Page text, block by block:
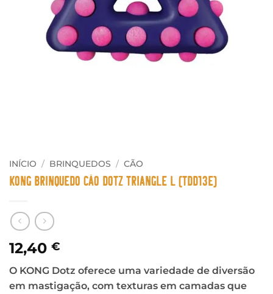
INÍCIO / BRINQUEDOS / CÃO
Kong Brinquedo Cão Dotz Triangle L (TDD13E)
12,40 €
O KONG Dotz oferece uma variedade de diversão
em mastigação, com texturas em camadas que